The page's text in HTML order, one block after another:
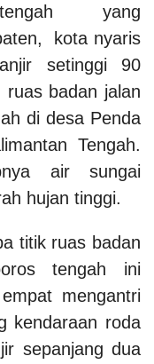
yang
kota nyaris
setinggi 90
ruas badan jalan
di desa Penda
Tengah.
air sungai
hujan tinggi.
titik ruas badan
tengah ini
mengantri
kendaraan roda
sepanjang dua